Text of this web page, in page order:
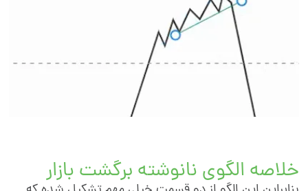
الگوی نانوشته برگشت بازار